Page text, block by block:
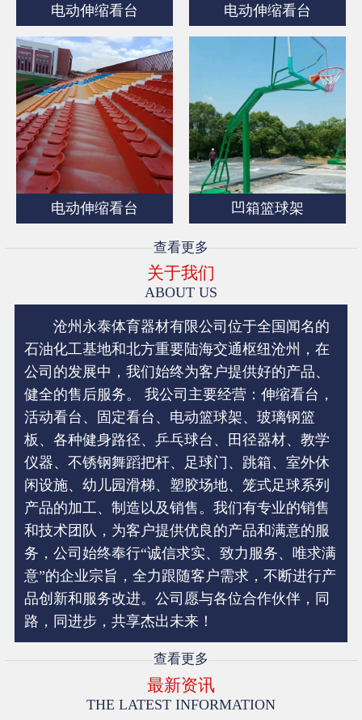
电动伸缩看台 电动伸缩看台
电动伸缩看台 凹箱篮球架
查看更多
关于我们
ABOUT US
沧州永泰体育器材有限公司位于全国闻名的
石油化工基地和北方重要陆海交通枢纽沧州，在
公司的发展中，我们始终为客户提供好的产品、
健全的售后服务。 我公司主要经营：伸缩看台，
活动看台、固定看台、电动篮球架、玻璃钢篮
板、各种健身路径、乒乓球台、田径器材、教学
仪器、不锈钢舞蹈把杆、足球门、跳箱、室外休
闲设施、幼儿园滑梯、塑胶场地、笼式足球系列
产品的加工、制造以及销售。我们有专业的销售
和技术团队，为客户提供优良的产品和满意的服
务，公司始终奉行“诚信求实、致力服务、唯求满
意”的企业宗旨，全力跟随客户需求，不断进行产
品创新和服务改进。公司愿与各位合作伙伴，同
路，同进步，共享杰出未来！
查看更多
最新资讯
THE LATEST INFORMATION